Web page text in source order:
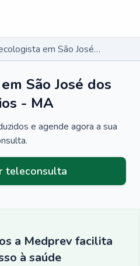
Ginecologista em São José dos Basílios - MA
São José dos
- MA
e agende agora a sua
teleconsulta
a Medprev facilita
à saúde